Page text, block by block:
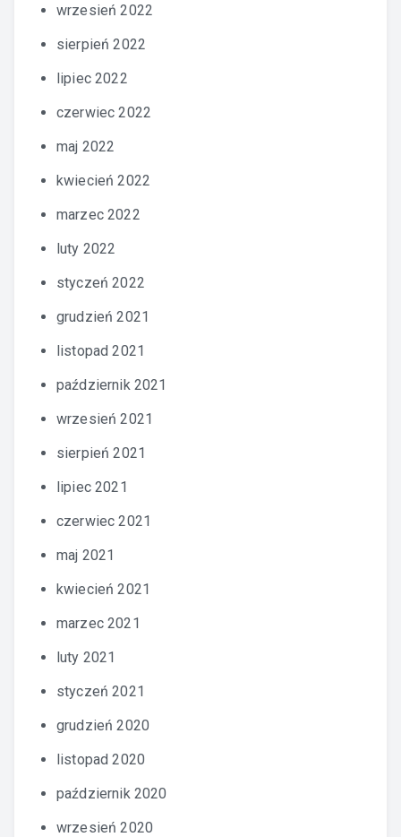
wrzesień 2022
sierpień 2022
lipiec 2022
czerwiec 2022
maj 2022
kwiecień 2022
marzec 2022
luty 2022
styczeń 2022
grudzień 2021
listopad 2021
październik 2021
wrzesień 2021
sierpień 2021
lipiec 2021
czerwiec 2021
maj 2021
kwiecień 2021
marzec 2021
luty 2021
styczeń 2021
grudzień 2020
listopad 2020
październik 2020
wrzesień 2020